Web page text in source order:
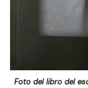
Foto del libro del